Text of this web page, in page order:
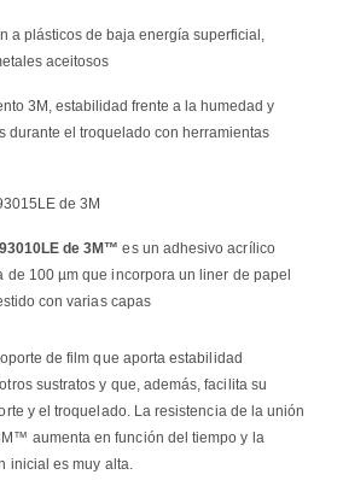
a plásticos de baja energía superficial,
aceitosos
3M, estabilidad frente a la humedad y
durante el troquelado con herramientas
de 3M
93010LE de 3M™ es un adhesivo acrílico
de 100 µm que incorpora un liner de papel
con varias capas
de film que aporta estabilidad
sustratos y que, además, facilita su
y el troquelado. La resistencia de la unión
aumenta en función del tiempo y la
inicial es muy alta.